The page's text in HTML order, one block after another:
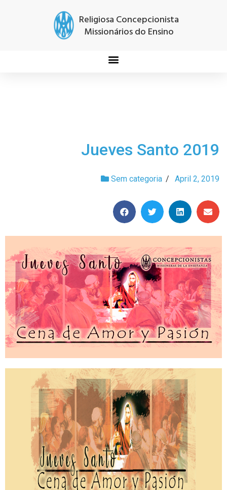
Religiosa Concepcionista
Missionários do Ensino
Jueves Santo 2019
Sem categoria / April 2, 2019